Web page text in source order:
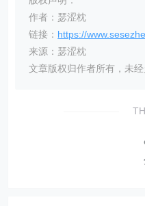
作者：瑟涩枕
链接： https://
来源：瑟涩枕
文章版权归作者所有，未经